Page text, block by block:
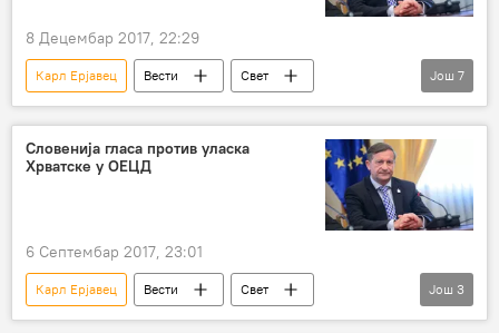
8 Децембар 2017, 22:29
Карл Ерјавец Вести
Свет
Словенија
Пирански залив
Јанез Јанша
тужба
Хрватска
Још 7
Словенија гласа против уласка
Хрватске у ОЕЦД
6 Септембар 2017, 23:01
Карл Ерјавец Вести
Свет
Словенија
Хрватска Регион
Још 3